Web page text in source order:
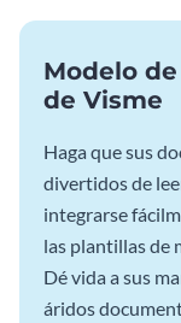
Modelo
de Visme
Haga que sus
divertidos de
integrarse
las plantillas de
Dé vida a sus
áridos